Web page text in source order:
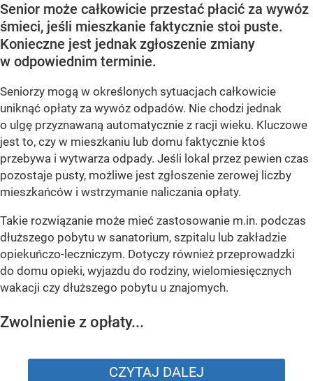
Senior może całkowicie przestać płacić za wywóz
śmieci, jeśli mieszkanie faktycznie stoi puste.
Konieczne jest jednak zgłoszenie zmiany
w odpowiednim terminie.
Seniorzy mogą w określonych sytuacjach całkowicie
uniknąć opłaty za wywóz odpadów. Nie chodzi jednak
o ulgę przyznawaną automatycznie z racji wieku. Kluczowe
jest to, czy w mieszkaniu lub domu faktycznie ktoś
przebywa i wytwarza odpady. Jeśli lokal przez pewien czas
pozostaje pusty, możliwe jest zgłoszenie zerowej liczby
mieszkańców i wstrzymanie naliczania opłaty.
Takie rozwiązanie może mieć zastosowanie m.in. podczas
dłuższego pobytu w sanatorium, szpitalu lub zakładzie
opiekuńczo-leczniczym. Dotyczy również przeprowadzki
do domu opieki, wyjazdu do rodziny, wielomiesięcznych
wakacji czy dłuższego pobytu u znajomych.
Zwolnienie z opłaty...
CZYTAJ DALEJ